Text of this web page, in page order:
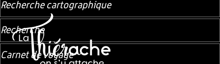
Recherche cartographique
Recherche
Carnet de voyage